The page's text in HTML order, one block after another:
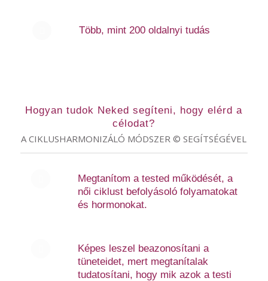
Több, mint 200 oldalnyi tudás
Hogyan tudok Neked segíteni, hogy elérd a
célodat?
A CIKLUSHARMONIZÁLÓ MÓDSZER © SEGÍTSÉGÉVEL
Megtanítom a tested működését, a
női ciklust befolyásoló folyamatokat
és hormonokat.
Képes leszel beazonosítani a
tüneteidet, mert megtanítalak
tudatosítani, hogy mik azok a testi